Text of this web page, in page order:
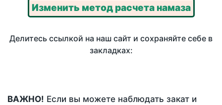
Изменить метод расчета намаза
Делитесь ссылкой на наш сайт и сохраняйте себе в
закладках:
ВАЖНО! Если вы можете наблюдать закат и